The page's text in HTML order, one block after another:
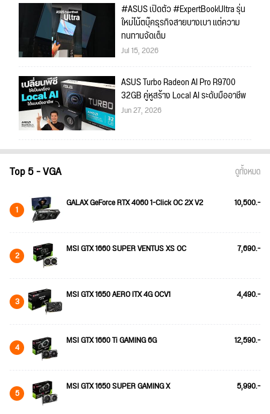
#ASUS เปิดตัว #ExpertBookUltra รุ่น
ใหม่โน้ตบุ๊คธุรกิจสายบางเบา แต่ความ
ทนทานจัดเต็ม
Jul 15, 2026
ASUS Turbo Radeon AI Pro R9700
32GB คู่หูสร้าง Local AI ระดับมืออาชีพ
Jun 27, 2026
Top 5 - VGA ดูทั้งหมด
1 GALAX GeForce RTX 4060 1-Click OC 2X V2 10,500.-
2 MSI GTX 1660 SUPER VENTUS XS OC 7,690.-
3 MSI GTX 1650 AERO ITX 4G OCV1 4,490.-
4 MSI GTX 1660 Ti GAMING 6G 12,590.-
5 MSI GTX 1650 SUPER GAMING X 5,990.-